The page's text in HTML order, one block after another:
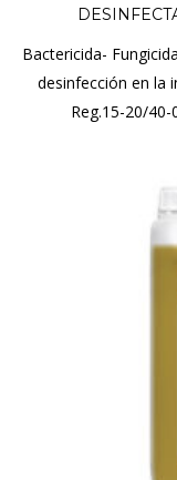
Bactericida-
desinfección en la
Reg.15-20/40-